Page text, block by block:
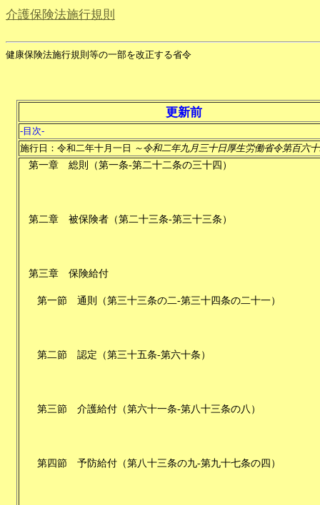
介護保険法施行規則
健康保険法施行規則等の一部を改正する省令
更新前
-目次-
施行日：令和二年十月一日 ～令和二年九月三十日厚生労働省令第百六
第一章
総則 （第一条-第二十二条の三十四 ）
第二章 被保険者（第二十三条-第三十三条 ）
第三章 保険給付
第一節 通則 （第三十三条の二-第三十四条の二十一）
第二節 認定 （第三十五条-第六十条 ）
第三節 介護給付（第六十一条-第八十三条の八 ）
第四節 予防給付（第八十三条の九-第九十七条の四 ）